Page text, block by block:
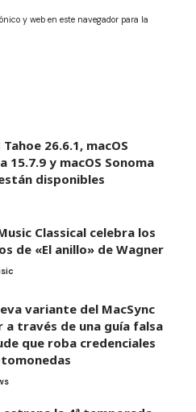
y web en este navegador para la
Tahoe 26.6.1, macOS
15.7.9 y macOS Sonoma
disponibles
Classical celebra los
de «El anillo» de Wagner
variante del MacSync
a través de una guía falsa
que roba credenciales